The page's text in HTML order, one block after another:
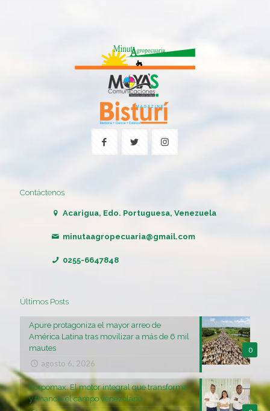
Contáctenos
Acarigua, Edo. Portuguesa, Venezuela
minutaagropecuaria@gmail.com
0255-6647848
Últimos Posts
0
Apure protagoniza el mayor arreo de
América Latina tras movilizar a más de 6 mil
mautes
agosto 6, 2026
Corpomax: El motor integral que transforma
y financia el campo venezolano